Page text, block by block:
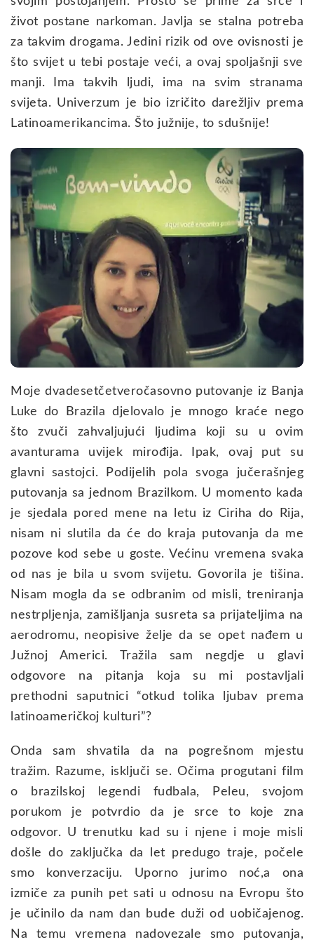
život postane narkoman. Javlja se stalna potreba
za takvim drogama. Jedini rizik od ove ovisnosti je
što svijet u tebi postaje veći, a ovaj spoljašnji sve
manji. Ima takvih ljudi, ima na svim stranama
svijeta. Univerzum je bio izričito darežljiv prema
Latinoamerikancima. Što južnije, to sdušnije!
Moje dvadesetčetveročasovno putovanje iz Banja
Luke do Brazila djelovalo je mnogo kraće nego
što zvuči zahvaljujući ljudima koji su u ovim
avanturama uvijek mirođija. Ipak, ovaj put su
glavni sastojci. Podijelih pola svoga jučerašnjeg
putovanja sa jednom Brazilkom. U momento kada
je sjedala pored mene na letu iz Ciriha do Rija,
nisam ni slutila da će do kraja putovanja da me
pozove kod sebe u goste. Većinu vremena svaka
od nas je bila u svom svijetu. Govorila je tišina.
Nisam mogla da se odbranim od misli, treniranja
nestrpljenja, zamišljanja susreta sa prijateljima na
aerodromu, neopisive želje da se opet nađem u
Južnoj Americi. Tražila sam negdje u glavi
odgovore na pitanja koja su mi postavljali
prethodni saputnici “otkud tolika ljubav prema
latinoameričkoj kulturi”?
Onda sam shvatila da na pogrešnom mjestu
tražim. Razume, isključi se. Očima progutani film
o brazilskoj legendi fudbala, Peleu, svojom
porukom je potvrdio da je srce to koje zna
odgovor. U trenutku kad su i njene i moje misli
došle do zaključka da let predugo traje, počele
smo konverzaciju. Uporno jurimo noć,a ona
izmiče za punih pet sati u odnosu na Evropu što
je učinilo da nam dan bude duži od uobičajenog.
Na temu vremena nadovezale smo putovanja,